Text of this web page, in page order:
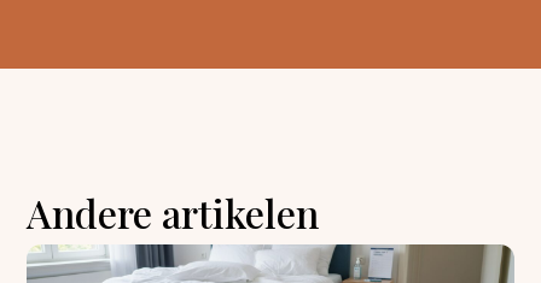
Andere artikelen